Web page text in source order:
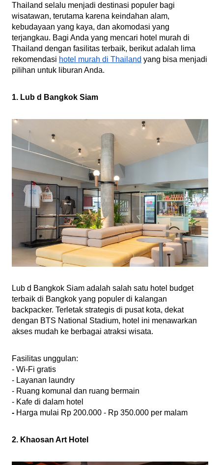
Thailand selalu menjadi destinasi populer bagi
wisatawan, terutama karena keindahan alam,
kebudayaan yang kaya, dan akomodasi yang
terjangkau. Bagi Anda yang mencari hotel murah di
Thailand dengan fasilitas terbaik, berikut adalah lima
rekomendasi hotel murah di Thailand yang bisa menjadi
pilihan untuk liburan Anda.
1. Lub d Bangkok Siam
Lub d Bangkok Siam adalah salah satu hotel budget
terbaik di Bangkok yang populer di kalangan
backpacker. Terletak strategis di pusat kota, dekat
dengan BTS National Stadium, hotel ini menawarkan
akses mudah ke berbagai atraksi wisata.
Fasilitas unggulan:
- Wi-Fi gratis
- Layanan laundry
- Ruang komunal dan ruang bermain
- Kafe di dalam hotel
- Harga mulai Rp 200.000 - Rp 350.000 per malam
2. Khaosan Art Hotel